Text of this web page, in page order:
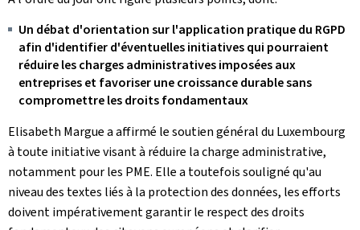
Un débat d'orientation sur l'application pratique du RGPD
afin d'identifier d'éventuelles initiatives qui pourraient
réduire les charges administratives imposées aux
entreprises et favoriser une croissance durable sans
compromettre les droits fondamentaux
Elisabeth Margue a affirmé le soutien général du Luxembourg
à toute initiative visant à réduire la charge administrative,
notamment pour les PME. Elle a toutefois souligné qu'au
niveau des textes liés à la protection des données, les efforts
doivent impérativement garantir le respect des droits